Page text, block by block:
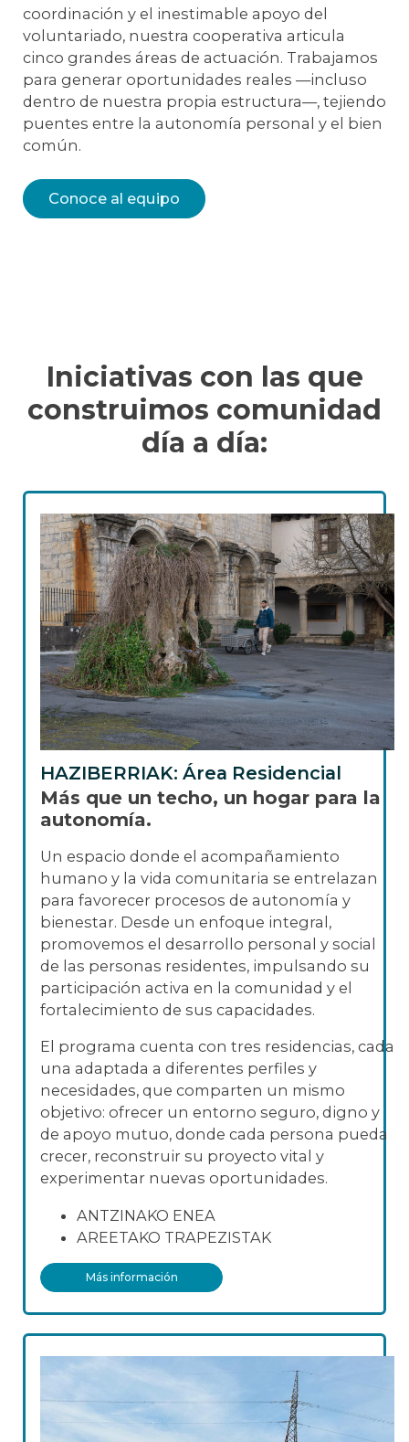
coordinación y el inestimable apoyo del
voluntariado, nuestra cooperativa articula
cinco grandes áreas de actuación. Trabajamos
para generar oportunidades reales —incluso
dentro de nuestra propia estructura—, tejiendo
puentes entre la autonomía personal y el bien
común.
Conoce al equipo
Iniciativas con las que
construimos comunidad
día a día:
HAZIBERRIAK: Área Residencial
Más que un techo, un hogar para la
autonomía.
Un espacio donde el acompañamiento
humano y la vida comunitaria se entrelazan
para favorecer procesos de autonomía y
bienestar. Desde un enfoque integral,
promovemos el desarrollo personal y social
de las personas residentes, impulsando su
participación activa en la comunidad y el
fortalecimiento de sus capacidades.
El programa cuenta con tres residencias, cada
una adaptada a diferentes perfiles y
necesidades, que comparten un mismo
objetivo: ofrecer un entorno seguro, digno y
de apoyo mutuo, donde cada persona pueda
crecer, reconstruir su proyecto vital y
experimentar nuevas oportunidades.
ANTZINAKO ENEA
AREETAKO TRAPEZISTAK
Más información